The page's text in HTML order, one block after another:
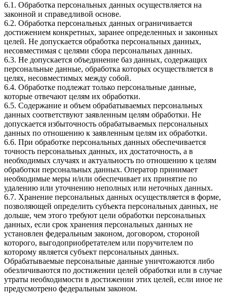
6.1. Обработка персональных данных осуществляется на
законной и справедливой основе.
6.2. Обработка персональных данных ограничивается
достижением конкретных, заранее определенных и законных
целей. Не допускается обработка персональных данных,
несовместимая с целями сбора персональных данных.
6.3. Не допускается объединение баз данных, содержащих
персональные данные, обработка которых осуществляется в
целях, несовместимых между собой.
6.4. Обработке подлежат только персональные данные,
которые отвечают целям их обработки.
6.5. Содержание и объем обрабатываемых персональных
данных соответствуют заявленным целям обработки. Не
допускается избыточность обрабатываемых персональных
данных по отношению к заявленным целям их обработки.
6.6. При обработке персональных данных обеспечивается
точность персональных данных, их достаточность, а в
необходимых случаях и актуальность по отношению к целям
обработки персональных данных. Оператор принимает
необходимые меры и/или обеспечивает их принятие по
удалению или уточнению неполных или неточных данных.
6.7. Хранение персональных данных осуществляется в форме,
позволяющей определить субъекта персональных данных, не
дольше, чем этого требуют цели обработки персональных
данных, если срок хранения персональных данных не
установлен федеральным законом, договором, стороной
которого, выгодоприобретателем или поручителем по
которому является субъект персональных данных.
Обрабатываемые персональные данные уничтожаются либо
обезличиваются по достижении целей обработки или в случае
утраты необходимости в достижении этих целей, если иное не
предусмотрено федеральным законом.